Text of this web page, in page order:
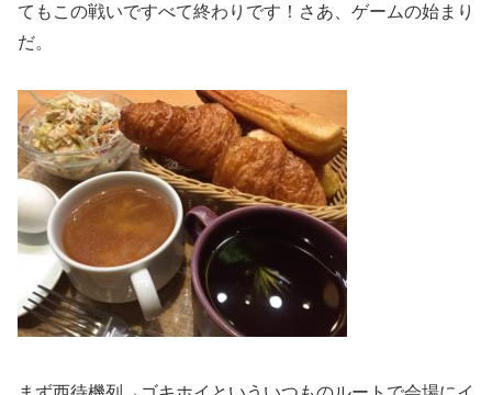
てもこの戦いですべて終わりです！さあ、ゲームの始まり
だ。